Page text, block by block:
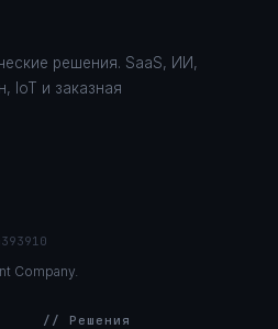
решения. SaaS, ИИ,
IoT и заказная
Company.
// Решения